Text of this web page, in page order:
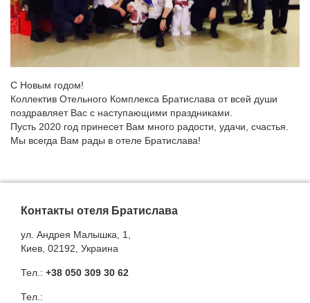
С Новым годом!
Коллектив Отельного Комплекса Братислава от всей души
поздравляет Вас с наступающими праздниками.
Пусть 2020 год принесет Вам много радости, удачи, счастья.
Мы всегда Вам рады в отеле Братислава!
Контакты отеля Братислава
ул. Андрея Малышка, 1,
Киев, 02192, Украина
Тел.: +38 050 309 30 62
Тел.: